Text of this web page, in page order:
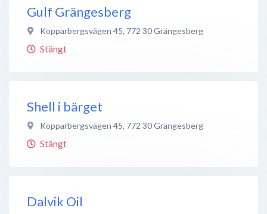
Gulf Grängesberg
Kopparbergsvägen 45, 772 30Grängesberg
Stängt
Shell i bärget
Kopparbergsvägen 45, 772 30Grängesberg
Stängt
Dalvik Oil